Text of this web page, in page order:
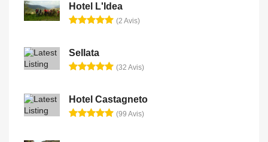
Hotel L'Idea
(2 Avis)
Sellata
(32 Avis)
Hotel Castagneto
(99 Avis)